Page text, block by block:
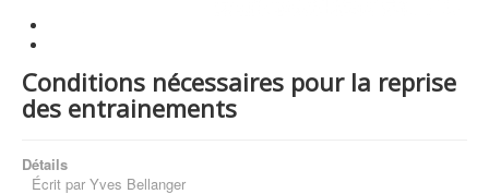
Conditions nécessaires pour la reprise
des entrainements
Détails
Écrit par Yves Bellanger